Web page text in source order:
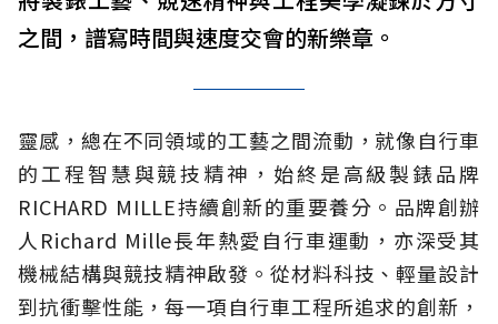
之間，譜寫時間與速度交會的新樂章。
靈感，總在不同領域的工藝之間流動，就像自行車
的工程智慧與競技精神，始終是高級製錶品牌
RICHARD MILLE持續創新的重要養分。品牌創辦
人Richard Mille長年熱愛自行車運動，亦深受其
機械結構與競技精神啟發。從材料科技、輕量設計
到抗衝擊性能，每一項自行車工程所追求的創新，